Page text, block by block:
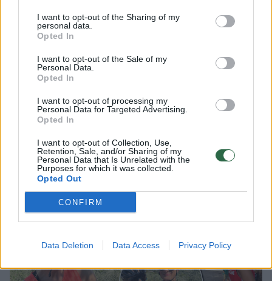
I want to opt-out of the Sharing of my
personal data.
Opted In
I want to opt-out of the Sale of my
Personal Data.
Opted In
I want to opt-out of processing my
Personal Data for Targeted Advertising.
Opted In
I want to opt-out of Collection, Use,
Retention, Sale, and/or Sharing of my
Personal Data that Is Unrelated with the
Purposes for which it was collected.
Opted Out
CONFIRM
Data Deletion Data Access Privacy Policy
Lrytas.lt
Gyvenimą jau ne vienerius metus
Jungtinėje Karalystėje kurianti
dviratininkė, milijardieriaus Johno
Caudwello (73 m.) žmona Modesta
Vžesniauskaitė (42 m.) leidosi į ypatingą
išvyką.